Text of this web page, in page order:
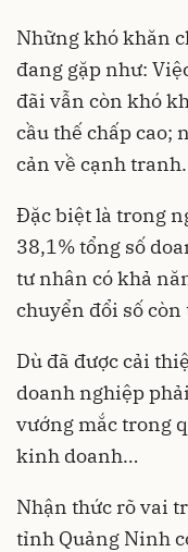
Những khó khăn
đang gặp như:
đãi vẫn còn khó
cầu thế chấp cao;
cản về cạnh tranh.
Đặc biệt là trong
38,1% tổng số
tư nhân có khả
chuyển đổi số
Dù đã được cải
doanh nghiệp
vướng mắc trong
kinh doanh…
Nhận thức rõ vai
tỉnh Quảng Ninh